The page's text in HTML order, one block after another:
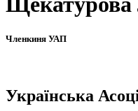
Членкиня УАП
Українська